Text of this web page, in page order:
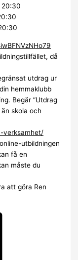
20:30
då
utdrag ur
hemmaklubb
Begär ”Utdrag
skola och
verksamhet/
utbildningen
få en
måste du
att göra Ren